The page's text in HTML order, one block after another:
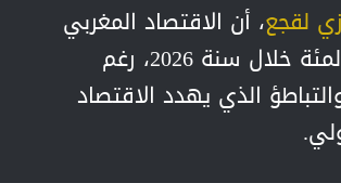
لقجع، أن الاقتصاد المغربي
مرشح لتحقيق معدل نمو يفوق 5.3 في المئة خلال سنة 2026، رغم
الذي يهدد الاقتصاد